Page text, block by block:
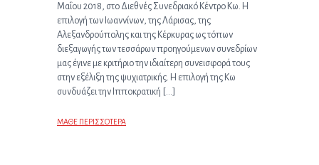
Μαΐου 2018, στο Διεθνές Συνεδριακό Κέντρο Κω. Η
επιλογή των Ιωαννίνων, της Λάρισας, της
Αλεξανδρούπολης και της Κέρκυρας ως τόπων
διεξαγωγής των τεσσάρων προηγούμενων συνεδρίων
μας έγινε με κριτήριο την ιδιαίτερη συνεισφορά τους
στην εξέλιξη της ψυχιατρικής. Η επιλογή της Κω
συνδυάζει την Ιπποκρατική […]
ΜΑΘΕ ΠΕΡΙΣΣΟΤΕΡΑ